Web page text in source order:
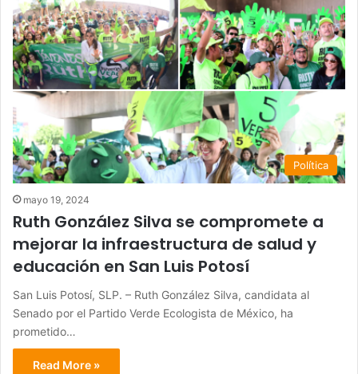
Política
mayo 19, 2024
Ruth González Silva se compromete a
mejorar la infraestructura de salud y
educación en San Luis Potosí
San Luis Potosí, SLP. – Ruth González Silva, candidata al
Senado por el Partido Verde Ecologista de México, ha
prometido…
Read More »